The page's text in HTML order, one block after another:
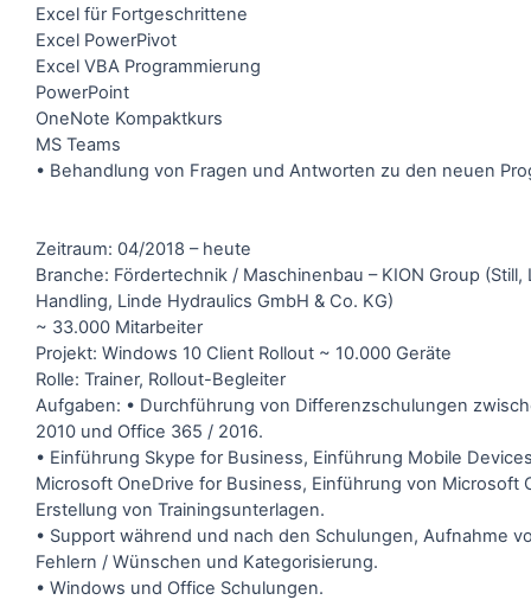
Excel für Fortgeschrittene
Excel PowerPivot
Excel VBA Programmierung
PowerPoint
OneNote Kompaktkurs
MS Teams
• Behandlung von Fragen und Antworten zu den neuen
Zeitraum: 04/2018 – heute
Branche: Fördertechnik / Maschinenbau – KION Group (Still,
Handling, Linde Hydraulics GmbH & Co. KG)
~ 33.000 Mitarbeiter
Projekt: Windows 10 Client Rollout ~ 10.000 Geräte
Rolle: Trainer, Rollout-Begleiter
Aufgaben: • Durchführung von Differenzschulungen
2010 und Office 365 / 2016.
• Einführung Skype for Business, Einführung Mobile
Microsoft OneDrive for Business, Einführung von Microsoft
Erstellung von Trainingsunterlagen.
• Support während und nach den Schulungen, Aufnahme
Fehlern / Wünschen und Kategorisierung.
• Windows und Office Schulungen.